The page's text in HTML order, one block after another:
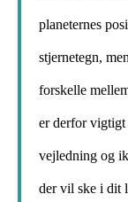
planeternes
stjernetegn,
forskelle
er derfor vigtigt
vejledning og
der vil ske i dit